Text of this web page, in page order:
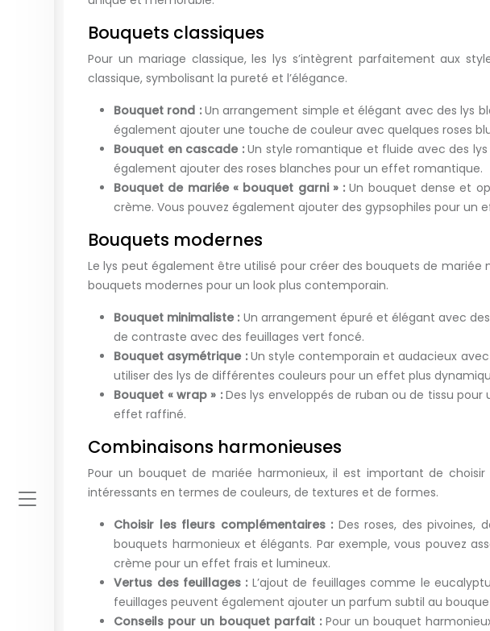
Bouquets classiques
Pour un mariage classique, les lys s’intègrent parfaitement aux
classique, symbolisant la pureté et l’élégance.
Bouquet rond :Un arrangement simple et élégant avec des lys
également ajouter une touche de couleur avec quelques roses
Bouquet en cascade :Un style romantique et fluide avec des
également ajouter des roses blanches pour un effet romantique.
Bouquet de mariée « bouquet garni » :Un bouquet dense et
crème. Vous pouvez également ajouter des gypsophiles pour un
Bouquets modernes
Le lys peut également être utilisé pour créer des bouquets de mariée
bouquets modernes pour un look plus contemporain.
Bouquet minimaliste : Un arrangement épuré et élégant avec
de contraste avec des feuillages vert foncé.
Bouquet asymétrique : Un style contemporain et audacieux
utiliser des lys de différentes couleurs pour un effet plus
Bouquet « wrap » :Des lys enveloppés de ruban ou de tissu
effet raffiné.
Combinaisons harmonieuses
Pour un bouquet de mariée harmonieux, il est important de
intéressants en termes de couleurs, de textures et de formes.
Choisir les fleurs complémentaires : Des roses, des pivoines,
bouquets harmonieux et élégants. Par exemple, vous pouvez
crème pour un effet frais et lumineux.
Vertus des feuillages : L’ajout de feuillages comme le
feuillages peuvent également ajouter un parfum subtil au
Conseils pour un bouquet parfait : Pour un bouquet